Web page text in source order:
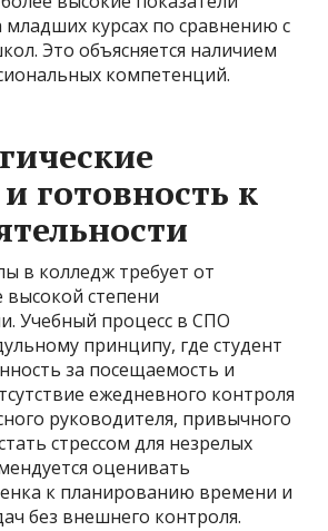
младших курсах по сравнению с
Это объясняется наличием
компетенций.
готовность к
в колледж требует от
высокой степени
Учебный процесс в СПО
принципу, где студент
за посещаемость и
ежедневного контроля
руководителя, привычного
стрессом для незрелых
оценивать
к планированию времени и
без внешнего контроля.